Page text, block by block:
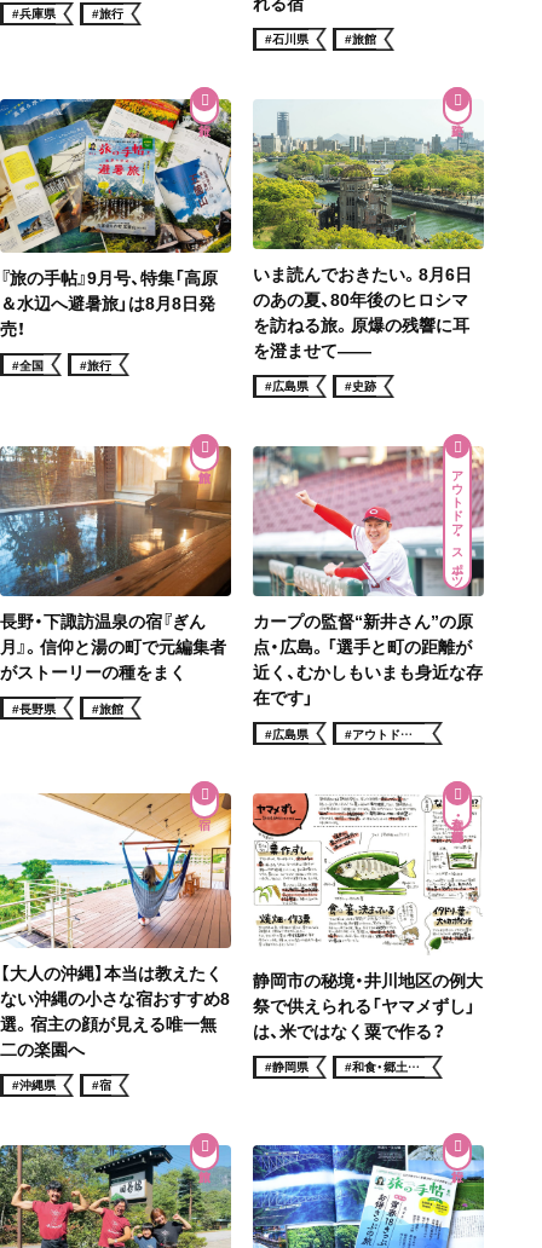
#兵庫県 #旅行
#石川県 #旅館
『旅の手帖』9月号、特集「高原
＆水辺へ避暑旅」は8月8日発
売！
#全国 #旅行
いま読んでおきたい。8月6日
のあの夏、80年後のヒロシマ
を訪ねる旅。原爆の残響に耳
を澄ませて——
#広島県 #史跡
長野・下諏訪温泉の宿『ぎん
月』。信仰と湯の町で元編集者
がストーリーの種をまく
#長野県 #旅館
アウトドア・スポーツ
カープの監督“新井さん”の原
点・広島。「選手と町の距離が
近く、むかしもいまも身近な存
在です」
#広島県 #アウトドア・
スポーツ
【大人の沖縄】本当は教えたく
ない沖縄の小さな宿おすすめ8
選。宿主の顔が見える唯一無
二の楽園へ
#沖縄県 #宿
和食・郷土料理
静岡市の秘境・井川地区の例大
祭で供えられる「ヤマメずし」
は、米ではなく粟で作る？
#静岡県 #和食・郷土料
理